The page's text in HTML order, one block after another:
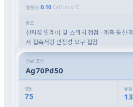
열전도 0.10Cal/cm·s·℃
용도
신뢰성 릴레이 및 스위치 접점 · 계측·통신·
서 접촉저항 안정성 요구 접점
성분 조성
Ag70Pd50
경도
75
융점